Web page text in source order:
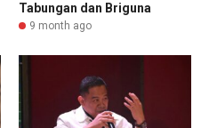
Tabungan dan Briguna
9 month ago